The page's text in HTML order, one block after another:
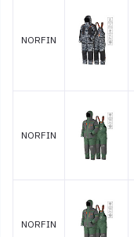
NORFIN
NORFIN
NORFIN